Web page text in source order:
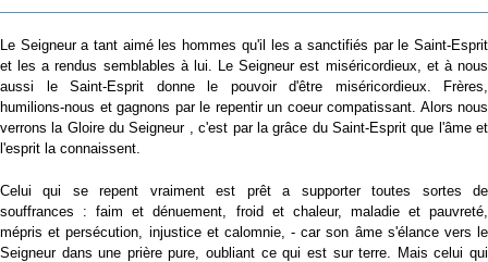
Le Seigneur a tant aimé les hommes qu'il les a sanctifiés par le Saint-Esprit
et les a rendus semblables à lui. Le Seigneur est miséricordieux, et à nous
aussi le Saint-Esprit donne le pouvoir d'être miséricordieux. Frères,
humilions-nous et gagnons par le repentir un coeur compatissant. Alors nous
verrons la Gloire du Seigneur , c'est par la grâce du Saint-Esprit que l'âme et
l'esprit la connaissent.
Celui qui se repent vraiment est prêt a supporter toutes sortes de
souffrances : faim et dénuement, froid et chaleur, maladie et pauvreté,
mépris et persécution, injustice et calomnie, - car son âme s'élance vers le
Seigneur dans une prière pure, oubliant ce qui est sur terre. Mais celui qui